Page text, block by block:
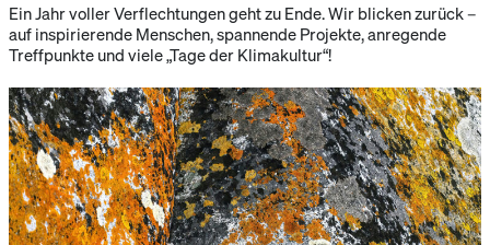
Ein Jahr voller Verflechtungen geht zu Ende. Wir blicken zurück –
auf inspirierende Menschen, spannende Projekte, anregende
Treffpunkte und viele „Tage der Klimakultur“!